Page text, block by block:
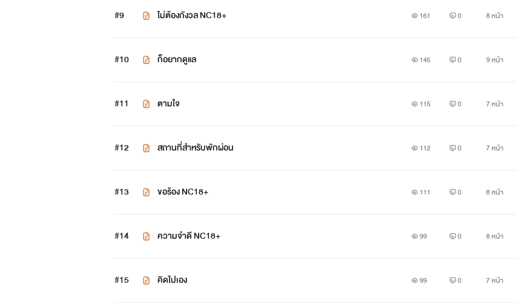
#9 ไม่ต้องกังวล NC18+ 161 0 8 หน้า
#10 ก็อยากดูแล 145 0 9 หน้า
#11 ตามใจ 115 0 7 หน้า
#12 สถานที่สำหรับพักผ่อน 112 0 7 หน้า
#13 ขอร้อง NC18+ 111 0 8 หน้า
#14 ความจำดี NC18+ 99 0 8 หน้า
#15 คิดไปเอง 99 0 7 หน้า